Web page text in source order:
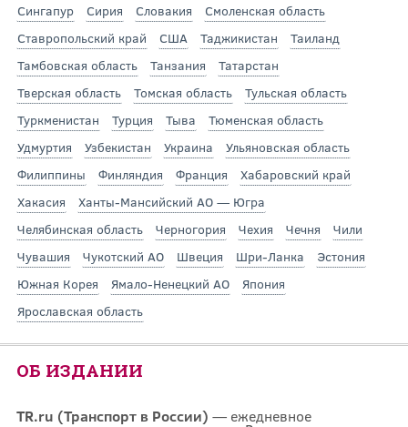
Сингапур
Сирия Словакия
Смоленская область
Ставропольский край
США Таджикистан
Таиланд
Тамбовская область
Танзания
Татарстан
Тверская область
Томская область
Тульская область
Туркменистан
Турция Тыва
Тюменская область
Удмуртия
Узбекистан Украина
Ульяновская область
Филиппины
Финляндия Франция
Хабаровский край
Хакасия
Ханты-Мансийский АО — Югра
Челябинская область
Черногория Чехия Чечня
Чили
Чувашия
Чукотский АО Швеция Шри-Ланка
Эстония
Южная Корея
Ямало-Ненецкий АО
Япония
Ярославская область
ОБ ИЗДАНИИ
TR.ru (Транспорт в России) — ежедневное